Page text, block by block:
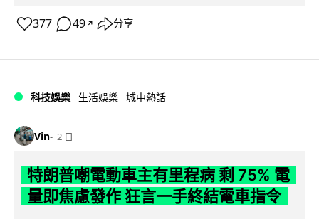
377 49 ↗ 分享
科技娛樂 生活娛樂 城中熱話
Vin 2 日
特朗普嘲電動車主有里程病 剩 75% 電
量即焦慮發作 狂言一手終結電車指令